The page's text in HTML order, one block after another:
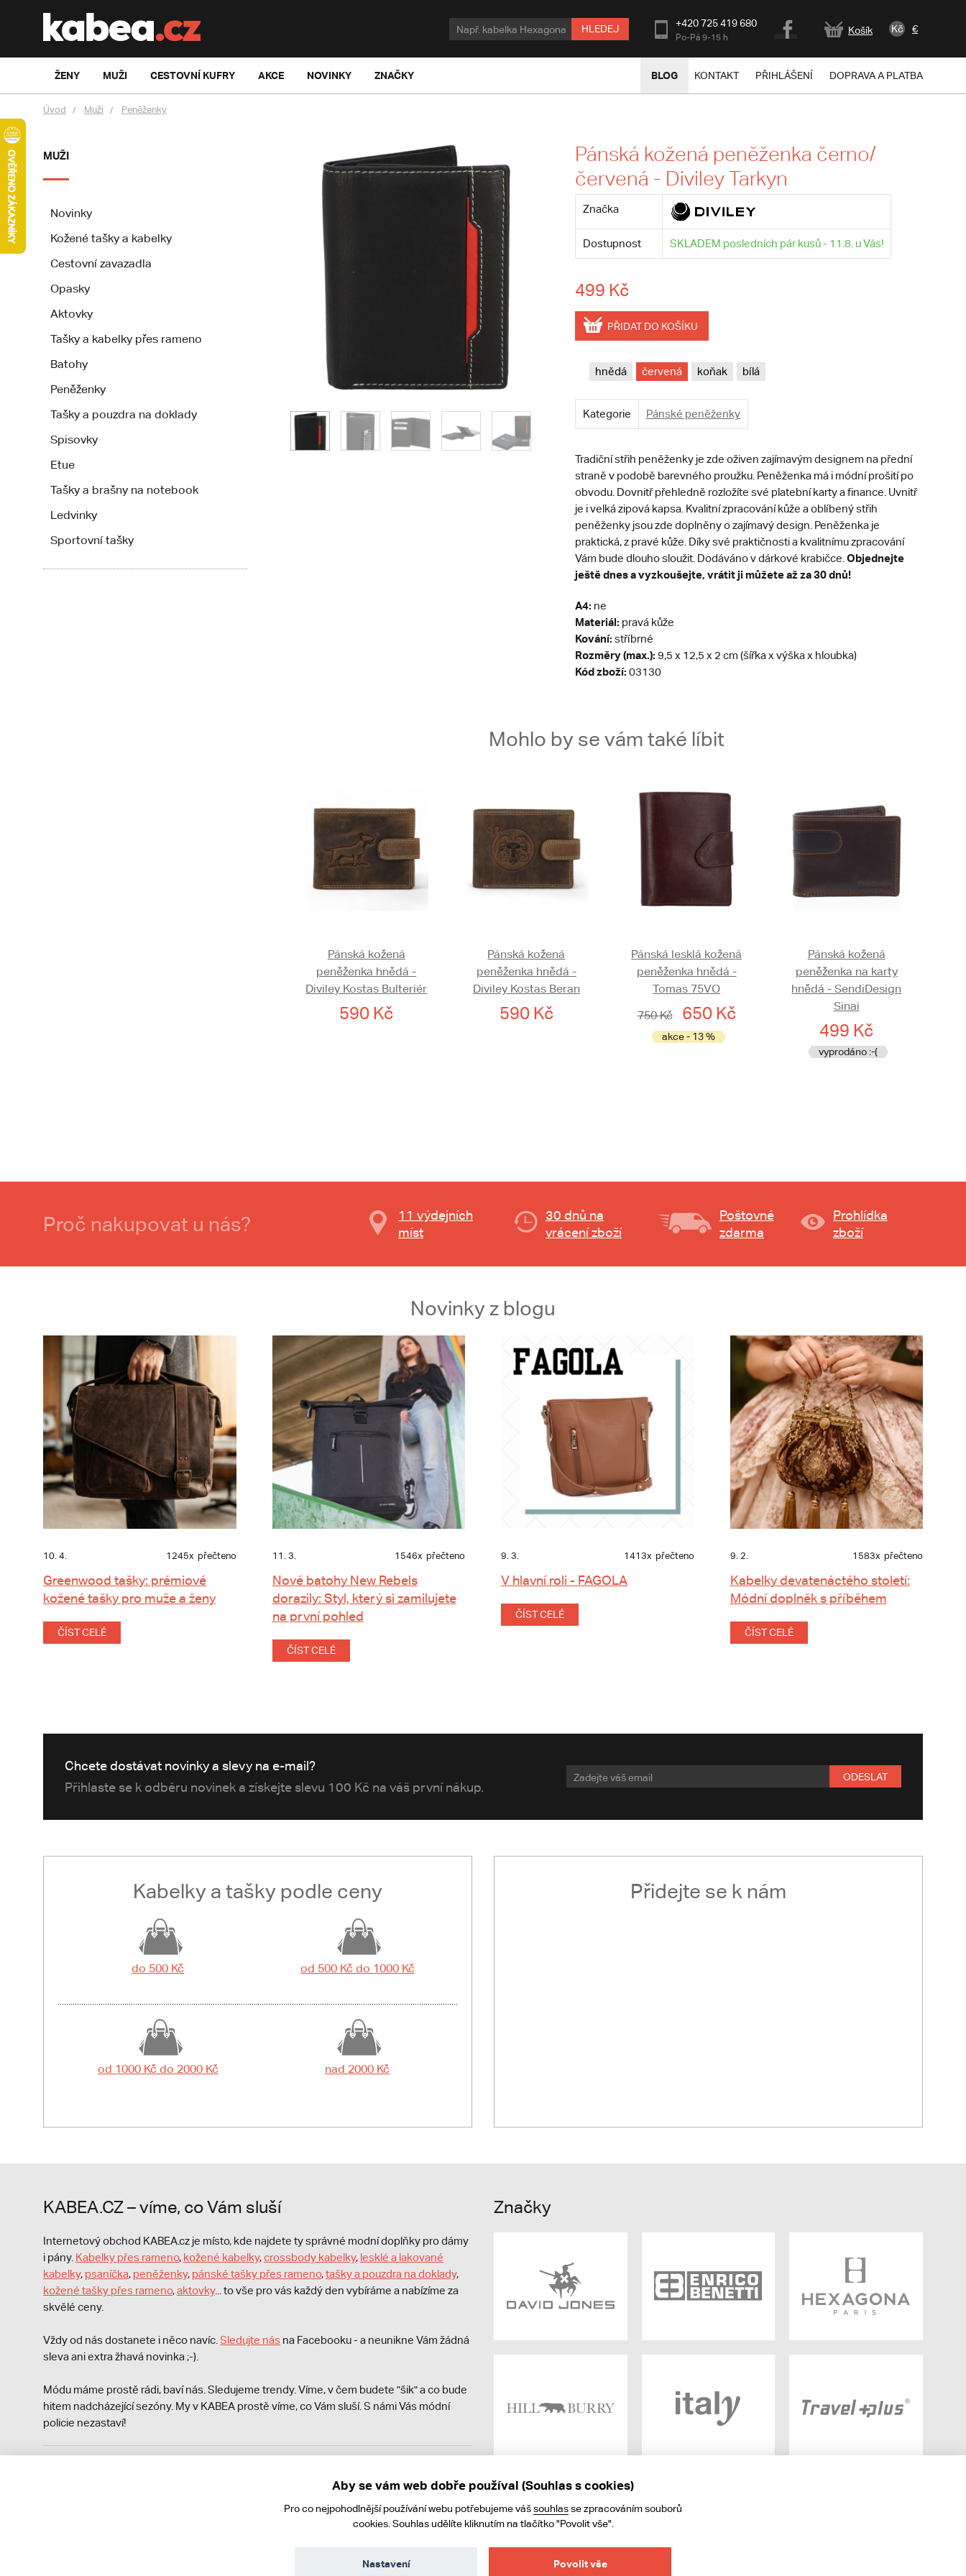
HLEDEJ +420 725 419 680
Po-Pá 9-15 h
Košík Kč €
ŽENY MUŽI CESTOVNÍ KUFRY AKCE NOVINKY ZNAČKY BLOG KONTAKT PŘIHLÁŠENÍ DOPRAVA A PLATBA
Úvod Muži Peněženky
MUŽI
Novinky
Kožené tašky a kabelky
Cestovní zavazadla
Opasky
Aktovky
Tašky a kabelky přes rameno
Batohy
Peněženky
Tašky a pouzdra na doklady
Spisovky
Etue
Tašky a brašny na notebook
Ledvinky
Sportovní tašky
Pánská kožená peněženka černo/
červená - Diviley Tarkyn
Značka
Dostupnost SKLADEM posledních pár kusů - 11.8. u Vás!
499 Kč
PŘIDAT DO KOŠÍKU
hnědá červená koňak bílá
Kategorie Pánské peněženky
Tradiční střih peněženky je zde oživen zajímavým designem na přední
straně v podobě barevného proužku. Peněženka má i módní prošití po
obvodu. Dovnitř přehledně rozložíte své platební karty a finance. Uvnitř
je i velká zipová kapsa. Kvalitní zpracování kůže a oblíbený střih
peněženky jsou zde doplněny o zajímavý design. Peněženka je
praktická, z pravé kůže. Díky své praktičnosti a kvalitnímu zpracování
Vám bude dlouho sloužit. Dodáváno v dárkové krabičce. Objednejte
ještě dnes a vyzkoušejte, vrátit ji můžete až za 30 dnů!
A4: ne
Materiál: pravá kůže
Kování: stříbrné
Rozměry (max.): 9,5 x 12,5 x 2 cm (šířka x výška x hloubka)
Kód zboží: 03130
Mohlo by se vám také líbit
Pánská kožená
peněženka hnědá -
Diviley Kostas Bulteriér
590 Kč
Pánská kožená
peněženka hnědá -
Diviley Kostas Beran
590 Kč
Pánská lesklá kožená
peněženka hnědá -
Tomas 75VO
750 Kč
650 Kč
akce - 13 %
Pánská kožená
peněženka na karty
hnědá - SendiDesign
Sinai
499 Kč
vyprodáno :-(
Proč nakupovat u nás?
11 výdejních
míst
30 dnů na
vrácení zboží
Poštovné
zdarma
Prohlídka
zboží
Novinky z blogu
10. 4. 1245x přečteno
Greenwood tašky: prémiové
kožené tašky pro muže a ženy
ČÍST CELÉ
11. 3. 1546x přečteno
Nové batohy New Rebels
dorazily: Styl, který si zamilujete
na první pohled
ČÍST CELÉ
9. 3. 1413x přečteno
V hlavní roli - FAGOLA
ČÍST CELÉ
9. 2. 1583x přečteno
Kabelky devatenáctého století:
Módní doplněk s příběhem
ČÍST CELÉ
Chcete dostávat novinky a slevy na e-mail?
Přihlaste se k odběru novinek a získejte slevu 100 Kč na váš první nákup.
ODESLAT
Kabelky a tašky podle ceny
do 500 Kč od 500 Kč do 1000 Kč
od 1000 Kč do 2000 Kč nad 2000 Kč
Přidejte se k nám
KABEA.CZ – víme, co Vám sluší
Internetový obchod KABEA.cz je místo, kde najdete ty správné modní doplňky pro dámy
i pány. Kabelky přes rameno, kožené kabelky,crossbody kabelky, lesklé a lakované
kabelky, psaníčka, peněženky, pánské tašky přes rameno,tašky a pouzdra na doklady,
kožené tašky přes rameno,aktovky... to vše pro vás každý den vybíráme a nabízíme za
skvělé ceny.
Vždy od nás dostanete i něco navíc. Sledujte nás na Facebooku - a neunikne Vám žádná
sleva ani extra žhavá novinka ;-).
Módu máme prostě rádi, baví nás. Sledujeme trendy. Víme, v čem budete "šik" a co bude
hitem nadcházející sezóny. My v KABEA prostě víme, co Vám sluší. S námi Vás módní
policie nezastaví!
Zároveň je povinen zaevidovat přijatou tržbu u správce daně online; v případě
Značky
Aby se vám web dobře používal (Souhlas s cookies)
Pro co nejpohodlnější používání webu potřebujeme vášsouhlasse zpracováním souborů
cookies. Souhlas udělíte kliknutím na tlačítko "Povolit vše".
Povolit vše
Nastavení